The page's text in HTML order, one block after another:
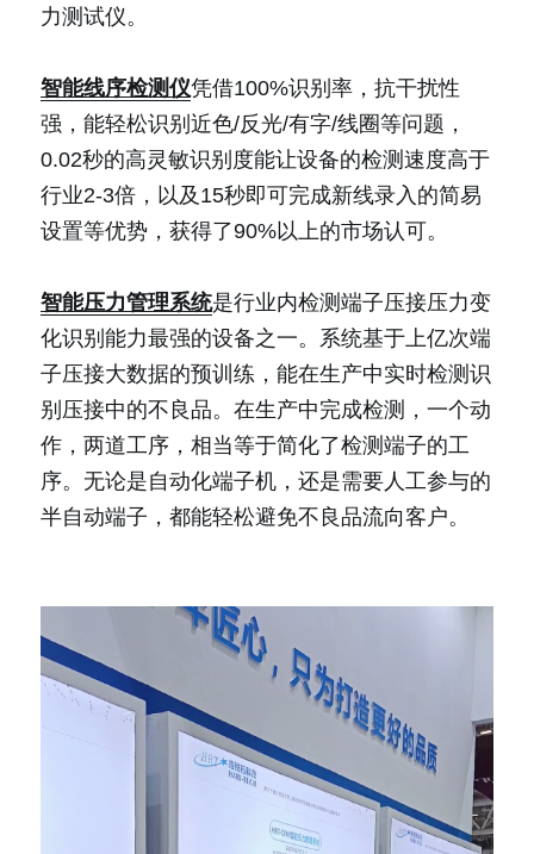
力测试仪。
智能线序检测仪凭借100%识别率，抗干扰性
强，能轻松识别近色/反光/有字/线圈等问题，
0.02秒的高灵敏识别度能让设备的检测速度高于
行业2-3倍，以及15秒即可完成新线录入的简易
设置等优势，获得了90%以上的市场认可。
智能压力管理系统是行业内检测端子压接压力变
化识别能力最强的设备之一。系统基于上亿次端
子压接大数据的预训练，能在生产中实时检测识
别压接中的不良品。在生产中完成检测，一个动
作，两道工序，相当等于简化了检测端子的工
序。无论是自动化端子机，还是需要人工参与的
半自动端子，都能轻松避免不良品流向客户。